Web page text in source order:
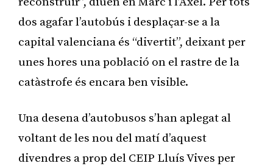
dos agafar l’autobús i desplaçar-se a la
capital valenciana és “divertit”, deixant per
unes hores una població on el rastre de la
catàstrofe és encara ben visible.
Una desena d’autobusos s’han aplegat al
voltant de les nou del matí d’aquest
divendres a prop del CEIP Lluís Vives per